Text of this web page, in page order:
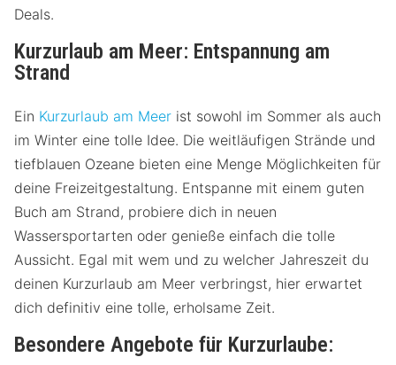
Deals.
Kurzurlaub am Meer: Entspannung am
Strand
Ein Kurzurlaub am Meer ist sowohl im Sommer als auch
im Winter eine tolle Idee. Die weitläufigen Strände und
tiefblauen Ozeane bieten eine Menge Möglichkeiten für
deine Freizeitgestaltung. Entspanne mit einem guten
Buch am Strand, probiere dich in neuen
Wassersportarten oder genieße einfach die tolle
Aussicht. Egal mit wem und zu welcher Jahreszeit du
deinen Kurzurlaub am Meer verbringst, hier erwartet
dich definitiv eine tolle, erholsame Zeit.
Besondere Angebote für Kurzurlaube: